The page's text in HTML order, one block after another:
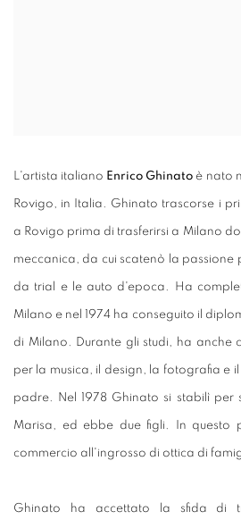
L'artista italiano Enrico Ghinato è nato
Rovigo, in Italia. Ghinato trascorse i
a Rovigo prima di trasferirsi a Milano
meccanica, da cui scatenò la passione
da trial e le auto d'epoca. Ha
Milano e nel 1974 ha conseguito il
di Milano. Durante gli studi, ha anche
per la musica, il design, la fotografia e
padre. Nel 1978 Ghinato si stabilì per
Marisa, ed ebbe due figli. In questo
commercio all'ingrosso di ottica di
Ghinato ha accettato la sfida di